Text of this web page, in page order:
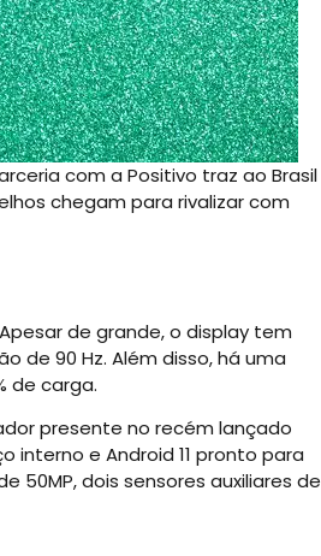
com a Positivo traz ao Brasil
chegam para rivalizar com
de grande, o display tem
de 90 Hz. Além disso, há uma
de carga.
presente no recém lançado
interno e Android 11 pronto para
50MP, dois sensores auxiliares de